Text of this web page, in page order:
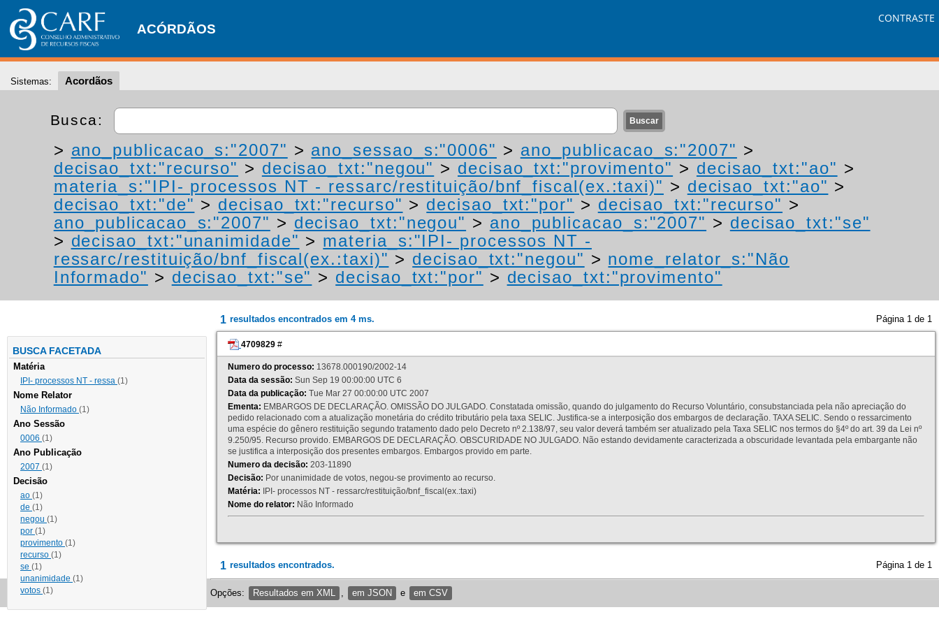
ACÓRDÃOS
CONTRASTE
Sistemas: Acordãos
Busca:
> ano_publicacao_s:"2007" > ano_sessao_s:"0006" > ano_publicacao_s:"2007" >
decisao_txt:"recurso" > decisao_txt:"negou" > decisao_txt:"provimento" > decisao_txt:"ao" >
materia_s:"IPI- processos NT - ressarc/restituição/bnf_fiscal(ex.:taxi)" > decisao_txt:"ao" >
decisao_txt:"de" > decisao_txt:"recurso" > decisao_txt:"por" > decisao_txt:"recurso" >
ano_publicacao_s:"2007" > decisao_txt:"negou" > ano_publicacao_s:"2007" > decisao_txt:"se"
> decisao_txt:"unanimidade" > materia_s:"IPI- processos NT -
ressarc/restituição/bnf_fiscal(ex.:taxi)" > decisao_txt:"negou" > nome_relator_s:"Não
Informado" > decisao_txt:"se" > decisao_txt:"por" > decisao_txt:"provimento"
BUSCA FACETADA
Matéria
IPI- processos NT - ressa (1)
Nome Relator
Não Informado (1)
Ano Sessão
0006 (1)
Ano Publicação
2007 (1)
Decisão
ao (1)
de (1)
negou (1)
por (1)
provimento (1)
recurso (1)
se (1)
unanimidade (1)
votos (1)
1 resultados encontrados em 4 ms. Página 1 de 1
4709829 #
Numero do processo: 13678.000190/2002-14
Data da sessão: Sun Sep 19 00:00:00 UTC 6
Data da publicação: Tue Mar 27 00:00:00 UTC 2007
Ementa: EMBARGOS DE DECLARAÇÃO. OMISSÃO DO JULGADO. Constatada omissão, quando do julgamento do Recurso Voluntário, consubstanciada pela não apreciação do
pedido relacionado com a atualização monetária do crédito tributário pela taxa SELIC. Justifica-se a interposição dos embargos de declaração. TAXA SELIC. Sendo o ressarcimento
uma espécie do gênero restituição segundo tratamento dado pelo Decreto nº 2.138/97, seu valor deverá também ser atualizado pela Taxa SELIC nos termos do §4º do art. 39 da Lei nº
9.250/95. Recurso provido. EMBARGOS DE DECLARAÇÃO. OBSCURIDADE NO JULGADO. Não estando devidamente caracterizada a obscuridade levantada pela embargante não
se justifica a interposição dos presentes embargos. Embargos provido em parte.
Numero da decisão: 203-11890
Decisão: Por unanimidade de votos, negou-se provimento ao recurso.
Matéria: IPI- processos NT - ressarc/restituição/bnf_fiscal(ex.:taxi)
Nome do relator: Não Informado
1 resultados encontrados. Página 1 de 1
Opções: Resultados em XML em JSON e em CSV